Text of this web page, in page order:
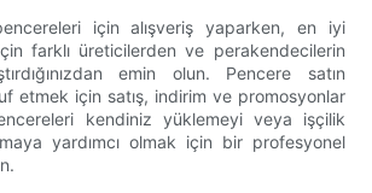
için alışveriş yaparken, en iyi
farklı üreticilerden ve perakendecilerin
emin olun. Pencere satın
etmek için satış, indirim ve promosyonlar
kendiniz yüklemeyi veya işçilik
yardımcı olmak için bir profesyonel